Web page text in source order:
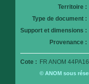
Territoire :
Type de document :
Support et dimensions :
Provenance :
Cote : FR ANOM
© ANOM sous